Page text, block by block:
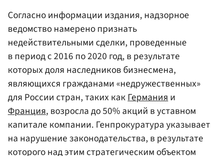
Согласно информации издания, надзорное
ведомство намерено признать
недействительными сделки, проведенные
в период с 2016 по 2020 год, в результате
которых доля наследников бизнесмена,
являющихся гражданами «недружественных»
для России стран, таких какГерманияи
Франция, возросла до 50% акций в уставном
капитале компании. Генпрокуратура указывает
на нарушение законодательства, в результате
которого над этим стратегическим объектом